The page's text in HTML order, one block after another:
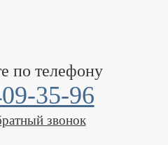
по телефону
35-96
звонок